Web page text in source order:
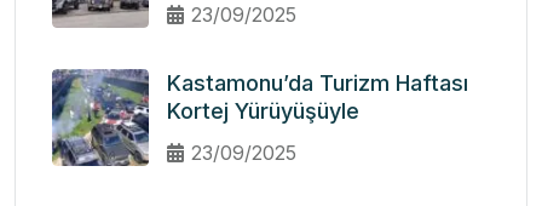
23/09/2025
Kastamonu’da Turizm Haftası
Kortej Yürüyüşüyle
23/09/2025